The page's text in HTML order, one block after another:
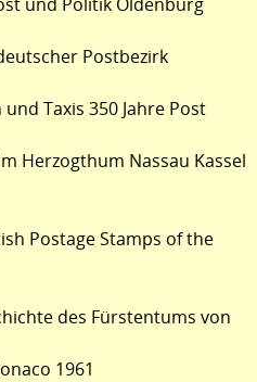
Postbezirk
Taxis 350 Jahre Post
Herzogthum Nassau Kassel
Postage Stamps of the
des Fürstentums von
1961